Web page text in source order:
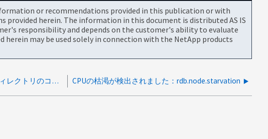
or recommendations provided in this publication or with
herein. The information in this document is distributed AS IS
responsibility and depends on the customer's ability to evaluate
may be used solely in connection with the NetApp products
CBSフォルダのリストアでは、サブディレクトリのコンテンツはリストアされません CPUの枯渇が検出されました：rdb.node.starvation